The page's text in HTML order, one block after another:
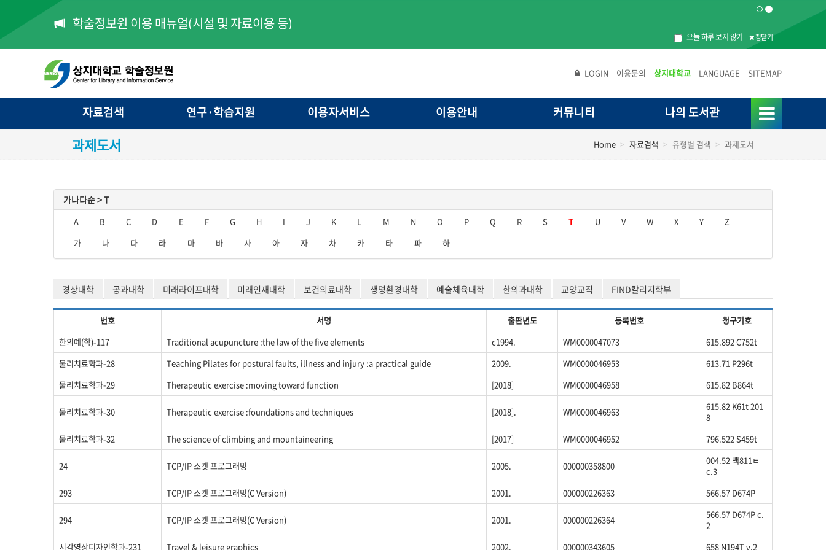
학술정보원 이용 매뉴얼(시설 및 자료이용 등)
오늘 하루 보지 않기 창닫기
LOGIN 이용문의 상지대학교 LANGUAGE SITEMAP
자료검색 연구·학습지원 이용자서비스 이용안내 커뮤니티 나의 도서관
과제도서 Home 자료검색 유형별 검색 과제도서
가나다순 >T
A B C D E F G H I J K L M N O P Q R S T U V W X Y
Z
가
나 다 라 마 바 사 아 자 차 카 타 파 하
경상대학 공과대학 미래라이프대학 미래인재대학 보건의료대학 생명환경대학 예술체육대학 한의과대학 교양교직 FIND칼리지학부
번호 서명 출판년도 등록번호
청구기호
한의예(학)-117
Traditional acupuncture :the law of the five elements c1994. WM0000047073
615.892 C752t
물리치료학과-28
Teaching Pilates for postural faults, illness and injury :a practical guide 2009. WM0000046953
613.71 P296t
물리치료학과-29
Therapeutic exercise :moving toward function [2018] WM0000046958 615.82 B864t
물리치료학과-30 Therapeutic exercise :foundations and techniques [2018]. WM0000046963
615.82 K61t 201
8
물리치료학과-32
The science of climbing and mountaineering [2017] WM0000046952 796.522 S459t
24 TCP/IP 소켓 프로그래밍 2005. 000000358800
004.52 백811ㅌ
c.3
293
TCP/IP 소켓 프로그래밍(C Version) 2001. 000000226363 566.57 D674P
294 TCP/IP 소켓 프로그래밍(C Version) 2001. 000000226364
566.57 D674P c.
2
시각영상디자인학과-231
Travel & leisure graphics 2002. 000000343605 658 N194T v.2